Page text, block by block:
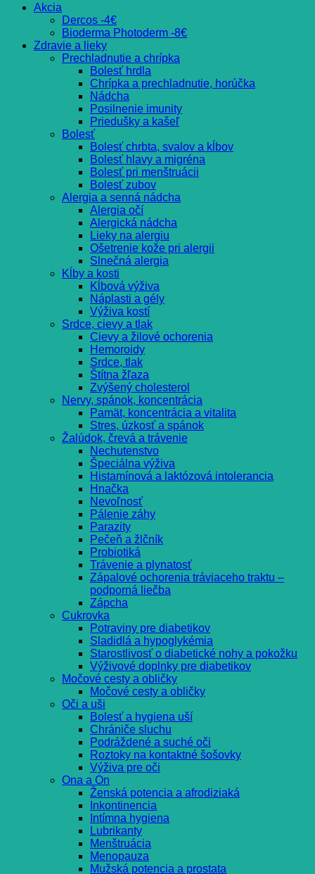
Akcia
Dercos -4€
Bioderma Photoderm -8€
Zdravie a lieky
Prechladnutie a chrípka
Bolesť hrdla
Chrípka a prechladnutie, horúčka
Nádcha
Posilnenie imunity
Priedušky a kašeľ
Bolesť
Bolesť chrbta, svalov a kĺbov
Bolesť hlavy a migréna
Bolesť pri menštruácii
Bolesť zubov
Alergia a senná nádcha
Alergia očí
Alergická nádcha
Lieky na alergiu
Ošetrenie kože pri alergii
Slnečná alergia
Kĺby a kosti
Kĺbová výživa
Náplasti a gély
Výživa kostí
Srdce, cievy a tlak
Cievy a žilové ochorenia
Hemoroidy
Srdce, tlak
Štítna žľaza
Zvýšený cholesterol
Nervy, spánok, koncentrácia
Pamät, koncentrácia a vitalita
Stres, úzkosť a spánok
Žalúdok, črevá a trávenie
Nechutenstvo
Špeciálna výživa
Histamínová a laktózová intolerancia
Hnačka
Nevoľnosť
Pálenie záhy
Parazity
Pečeň a žlčník
Probiotiká
Trávenie a plynatosť
Zápalové ochorenia tráviaceho traktu –
podporná liečba
Zápcha
Cukrovka
Potraviny pre diabetikov
Sladidlá a hypoglykémia
Starostlivosť o diabetické nohy a pokožku
Výživové doplnky pre diabetikov
Močové cesty a obličky
Močové cesty a obličky
Oči a uši
Bolesť a hygiena uší
Chrániče sluchu
Podráždené a suché oči
Roztoky na kontaktné šošovky
Výživa pre oči
Ona a On
Ženská potencia a afrodiziaká
Inkontinencia
Intímna hygiena
Lubrikanty
Menštruácia
Menopauza
Mužská potencia a prostata